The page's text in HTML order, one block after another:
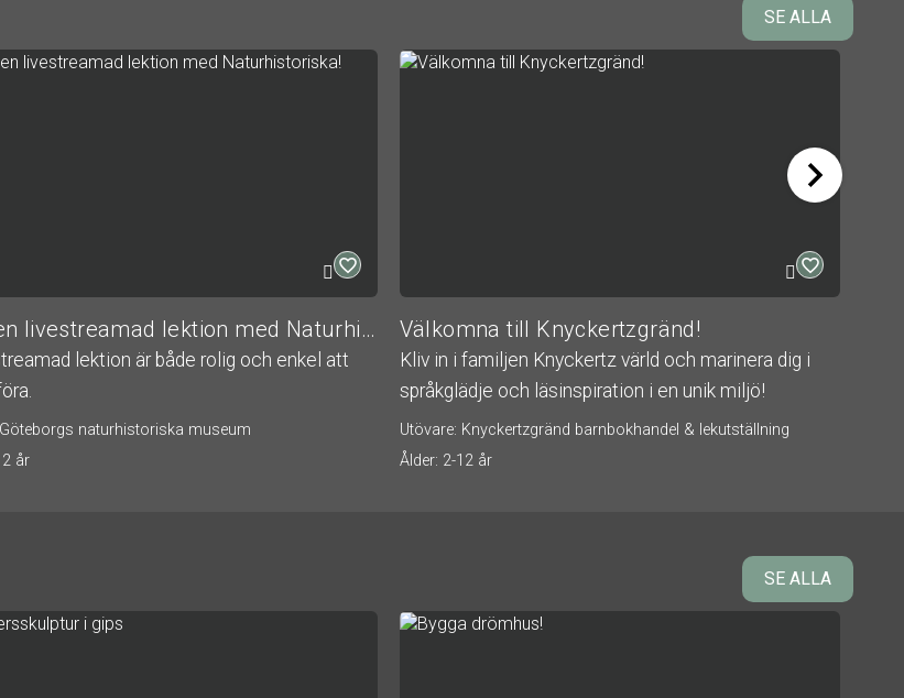
SE ALLA
Boka en livestreamad lektion med Naturhistoriska!
lektion är både rolig och enkel att
naturhistoriska museum
år
Välkomna till Knyckertzgränd!
Kliv in i familjen Knyckertz värld och marinera dig i
språkglädje och läsinspiration i en unik miljö!
Utövare: Knyckertzgränd barnbokhandel & lekutställning
Ålder: 2-12 år
SE ALLA